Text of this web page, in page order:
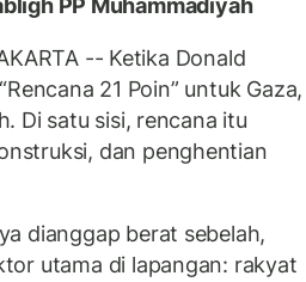
PP Muhammadiyah
-- Ketika Donald
21 Poin” untuk Gaza,
Di satu sisi, rencana itu
dan penghentian
dianggap berat sebelah,
utama di lapangan: rakyat